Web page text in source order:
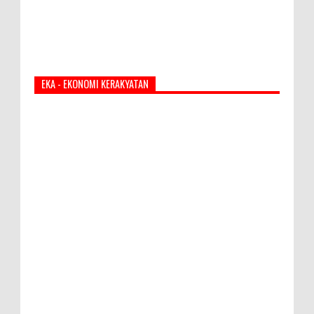
EKA - EKONOMI KERAKYATAN